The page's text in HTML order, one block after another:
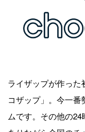
ライザップが作った
コザップ」。今一
ムです。その他の